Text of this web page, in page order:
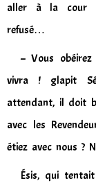
aller à la cour
refusé…
– Vous
vivra ! glapit
attendant, il doit
avec les
étiez avec nous ?
Ésis, qui